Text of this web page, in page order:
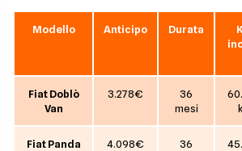
Modello Anticipo Durata
Fiat Doblò
Van
3.278€
36
mesi
Fiat Panda
4.098€
36